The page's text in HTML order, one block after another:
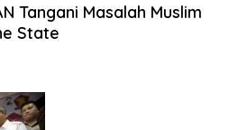
Tangani Masalah Muslim
State